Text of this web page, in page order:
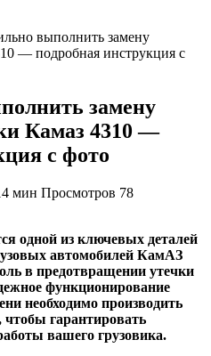
выполнить замену
— подробная инструкция с
замену
Камаз 4310 —
с фото
мин Просмотров 78
одной из ключевых деталей
автомобилей КамАЗ
в предотвращении утечки
функционирование
необходимо производить
чтобы гарантировать
вашего грузовика.